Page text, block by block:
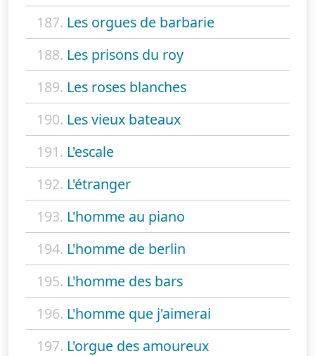
187. Les orgues de barbarie
188. Les prisons du roy
189. Les roses blanches
190. Les vieux bateaux
191. L'escale
192. L'étranger
193. L'homme au piano
194. L'homme de berlin
195. L'homme des bars
196. L'homme que j'aimerai
197. L'orgue des amoureux